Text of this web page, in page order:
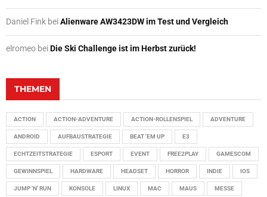
Daniel Fink beiAlienware AW3423DW im Test und Vergleich
elromeo beiDie Ski Challenge ist im Herbst zurück!
THEMEN
ACTION ACTION-ADVENTURE ACTION-ROLLENSPIEL ADVENTURE
ANDROID AUFBAUSTRATEGIE BEAT 'EM UP E3
ECHTZEITSTRATEGIE ESPORT EVENT FREE2PLAY GAMESCOM
GEWINNSPIEL HARDWARE HEADSET HORROR INDIE IOS
JUMP 'N' RUN KONSOLE LINUX MAC MAUS MESSE